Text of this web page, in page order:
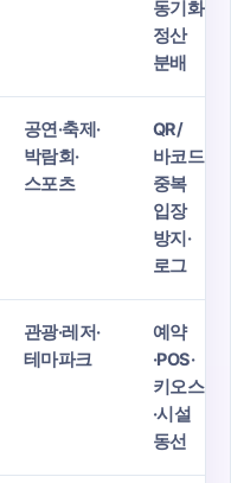
동기화·
정산
분배
공연·축제·
박람회·
스포츠
QR/
바코드·
중복
입장
방지·
로그
관광·레저·
테마파크
예약
·POS·
키오스크
·시설
동선